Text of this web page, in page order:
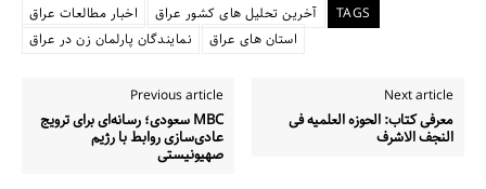
TAGS آخرین تحلیل های کشور عراق
اخبار مطالعات عراق
استان های عراق
نمایندگان پارلمان زن در عراق
Previous article
MBC سعودی؛ رسانه‌‌ای برای ترویج
عادی‌سازی روابط با رژیم
صهیونیستی
Next article
معرفی کتاب: الحوزه العلمیه فی
النجف الاشرف